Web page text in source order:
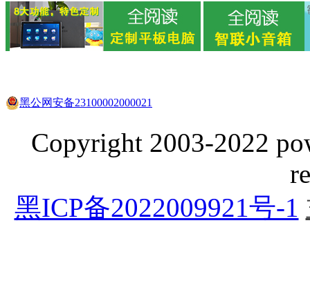
黑公网安备23100002000021
Copyright 2003-2022
黑ICP备2022009921号-1